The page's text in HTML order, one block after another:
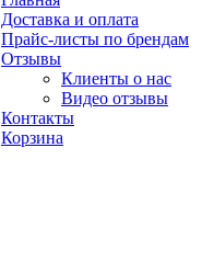
Доставка и оплата
Прайс-листы по брендам
Отзывы
Клиенты о нас
Видео отзывы
Контакты
Корзина